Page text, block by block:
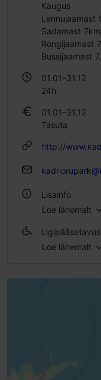
Kaugus
Lennujaamast
Sadamast 7km
Rongijaamast
Bussijaamast
01.01–31.12
24h
01.01–31.12
Tasuta
Lisainfo
Loe lähemalt
Ligipääsetavus
Täielik
Loe lähemalt